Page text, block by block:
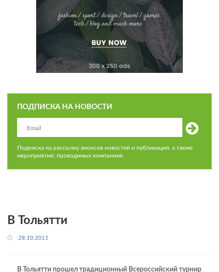
ПОДПИСКА НА НОВОСТИ
Подписка на рассылку анонсов новостей и публикаций, а также
мероприятий, проводимых компанией.
В Тольятти
28.10.2011
В Тольятти прошел традиционный Всероссийский турнир